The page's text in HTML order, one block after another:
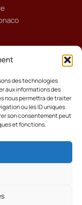
des technologies
aux informations des
nous permettra de traiter
ou les ID uniques
son consentement peut
et fonctions.